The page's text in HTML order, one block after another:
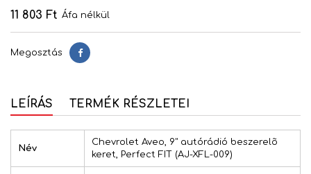
11 803 Ft Áfa nélkül
Megosztás Megosztás
LEÍRÁS TERMÉK RÉSZLETEI
Név
Chevrolet Aveo, 9" autórádió beszerelõ
keret, Perfect FIT (AJ-XFL-009)